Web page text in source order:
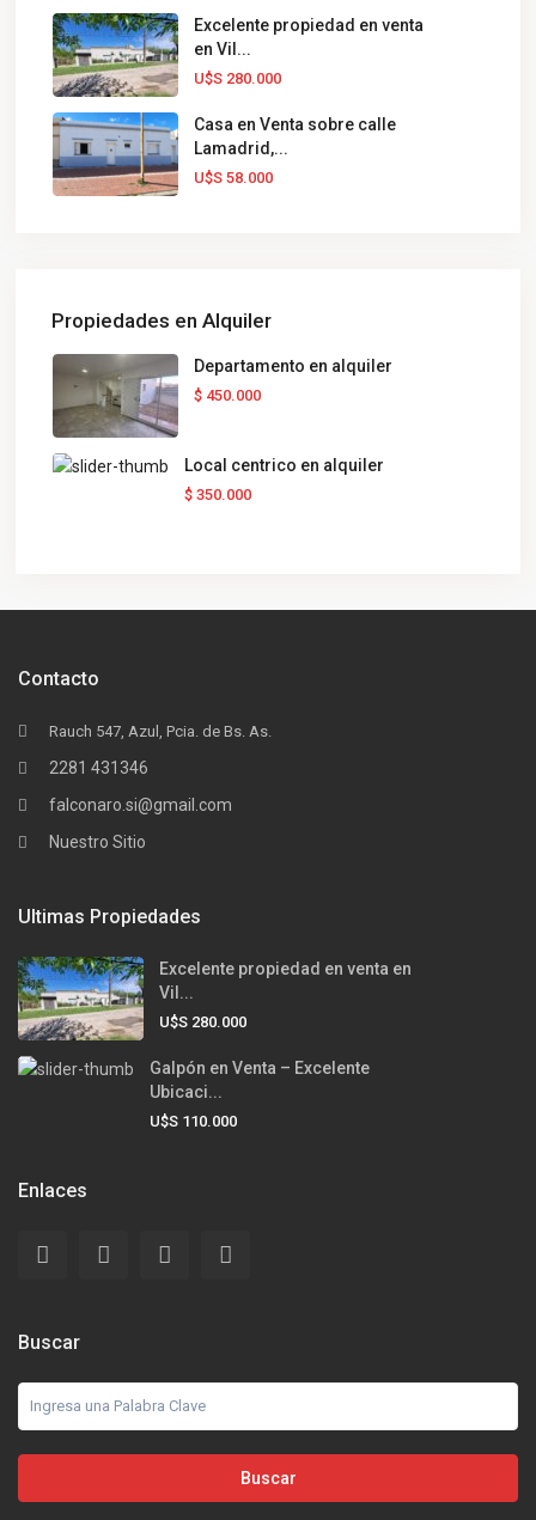
Excelente propiedad en venta
en Vil...
U$S 280.000
Casa en Venta sobre calle
Lamadrid,...
U$S 58.000
Propiedades en Alquiler
Departamento en alquiler
$ 450.000
Local centrico en alquiler
$ 350.000
Contacto
Rauch 547, Azul, Pcia. de Bs. As.
2281 431346
falconaro.si@gmail.com
Nuestro Sitio
Ultimas Propiedades
Excelente propiedad en venta en
Vil...
U$S 280.000
Galpón en Venta – Excelente
Ubicaci...
U$S 110.000
Enlaces
Buscar
Buscar